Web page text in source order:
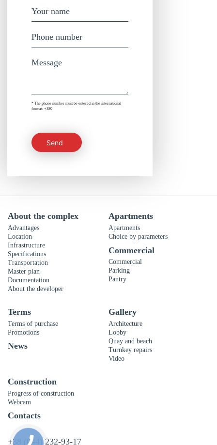
* The phone number must be entered in the international
format: +380
Send
About the complex
Advantages
Location
Infrastructure
Specifications
Transportation
Master plan
Documentation
About the developer
Apartments
Apartments
Choice by parameters
Commercial
Commercial
Parking
Pantry
Terms
Terms of purchase
Promotions
News
Gallery
Architecture
Lobby
Quay and beach
Turnkey repairs
Video
Construction
Progress of construction
Webcam
Contacts
+38 (044) 232-93-17